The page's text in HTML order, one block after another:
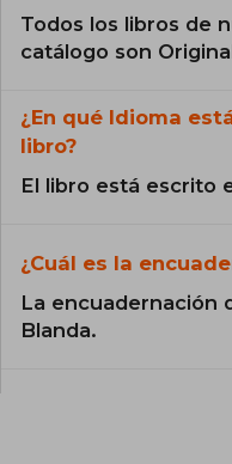
Todos los libros de
catálogo son
¿En qué Idioma
libro?
El libro está escrito
¿Cuál es la
La encuadernación
Blanda.